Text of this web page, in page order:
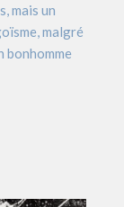
mais un
malgré
bonhomme